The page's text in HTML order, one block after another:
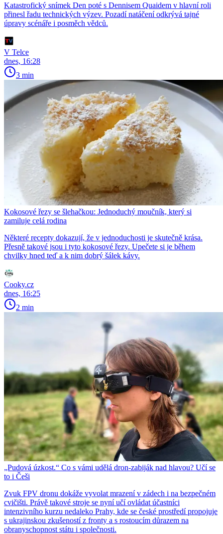
Katastrofický snímek Den poté s Dennisem Quaidem v hlavní roli
přinesl řadu technických výzev. Pozadí natáčení odkrývá tajné
úpravy scénáře i posměch vědců.
V Telce
dnes, 16:28
3 min
Kokosové řezy se šlehačkou: Jednoduchý moučník, který si
zamiluje celá rodina
Některé recepty dokazují, že v jednoduchosti je skutečně krása.
Přesně takové jsou i tyto kokosové řezy. Upečete si je během
chvilky hned teď a k nim dobrý šálek kávy.
Cooky.cz
dnes, 16:25
2 min
„Pudová úzkost.“ Co s vámi udělá dron-zabiják nad hlavou? Učí se
to i Češi
Zvuk FPV dronu dokáže vyvolat mrazení v zádech i na bezpečném
cvičišti. Právě takové stroje se nyní učí ovládat účastníci
intenzivního kurzu nedaleko Prahy, kde se české prostředí propojuje
s ukrajinskou zkušeností z fronty a s rostoucím důrazem na
obranyschopnost státu i společnosti.